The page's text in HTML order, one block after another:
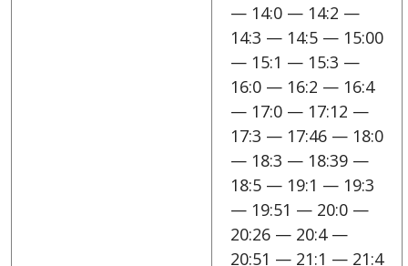
— 14:0 — 14:2 —
14:3 — 14:5 — 15:00
— 15:1 — 15:3 —
16:0 — 16:2 — 16:4
— 17:0 — 17:12 —
17:3 — 17:46 — 18:0
— 18:3 — 18:39 —
18:5 — 19:1 — 19:3
— 19:51 — 20:0 —
20:26 — 20:4 —
20:51 — 21:1 — 21:4